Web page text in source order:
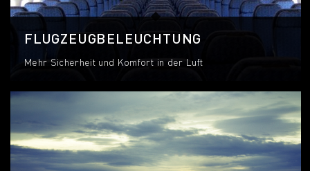
FLUGZEUGBELEUCHTUNG
Mehr Sicherheit und Komfort in der Luft